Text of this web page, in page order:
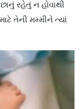
રહેતું ન હોવાથી
તેની મમ્મીને ત્યાં